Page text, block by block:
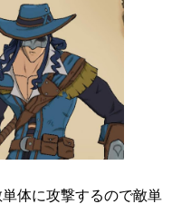
体に攻撃するので敵単